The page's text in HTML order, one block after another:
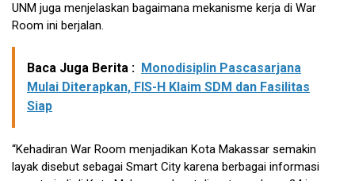
UNM juga menjelaskan bagaimana mekanisme kerja di War
Room ini berjalan.
Baca Juga Berita : Monodisiplin Pascasarjana
Mulai Diterapkan, FIS-H Klaim SDM dan Fasilitas
Siap
“Kehadiran War Room menjadikan Kota Makassar semakin
layak disebut sebagai Smart City karena berbagai informasi